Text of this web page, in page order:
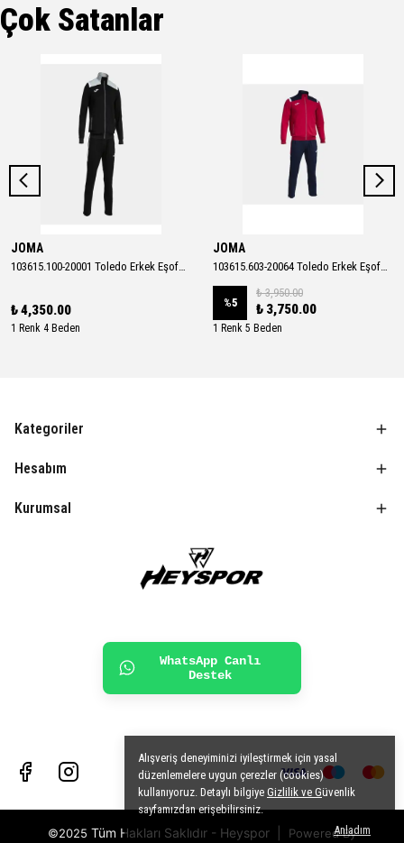
Alışveriş deneyiminizi iyileştirmek için yasal
düzenlemelere uygun çerezler (cookies)
kullanıyoruz. Detaylı bilgiye Gizlilik ve Güvenlik
sayfamızdan erişebilirsiniz.
Anladım
Çok Satanlar
JOMA
103615.100-20001 Toledo Erkek Eşofman Takımı
₺ 4,350.00
1 Renk 4 Beden
JOMA
103615.603-20064 Toledo Erkek Eşofman Takımı
%5
₺ 3,950.00
₺ 3,750.00
1 Renk 5 Beden
Kategoriler
Hesabım
Kurumsal
WhatsApp Canlı
Destek
©2025 Tüm Hakları Saklıdır - Heyspor Powered By